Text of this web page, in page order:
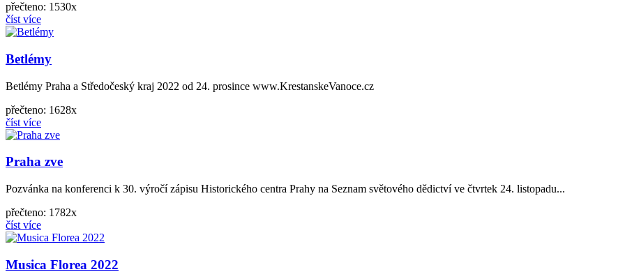
přečteno: 1530x
číst více
Betlémy
Betlémy Praha a Středočeský kraj 2022 od 24. prosince www.KrestanskeVanoce.cz
přečteno: 1628x
číst více
Praha zve
Pozvánka na konferenci k 30. výročí zápisu Historického centra Prahy na Seznam světového dědictví ve čtvrtek 24. listopadu...
přečteno: 1782x
číst více
Musica Florea 2022